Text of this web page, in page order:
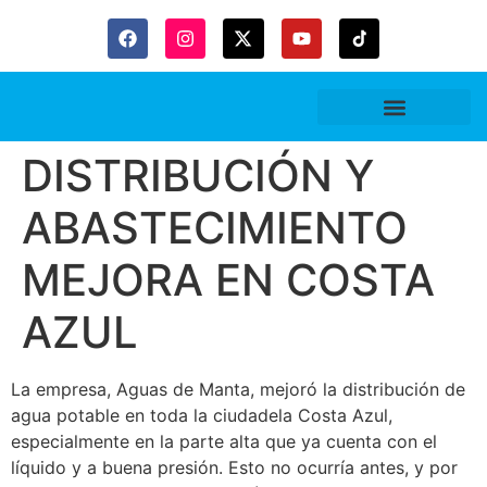
DISTRIBUCIÓN Y
ABASTECIMIENTO
MEJORA EN COSTA
AZUL
La empresa, Aguas de Manta, mejoró la distribución de
agua potable en toda la ciudadela Costa Azul,
especialmente en la parte alta que ya cuenta con el
líquido y a buena presión. Esto no ocurría antes, y por